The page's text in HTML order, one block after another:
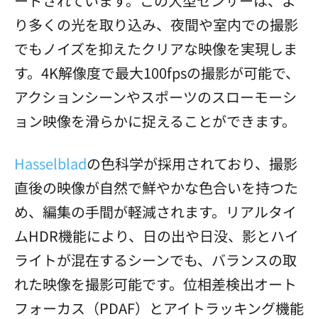
り多くの光を取り込み、夜間や室内での撮影
でもノイズを抑えたクリアな映像を実現しま
す。4K解像度で最大100fpsの撮影が可能で、
アクションシーンやスポーツのスローモーシ
ョン映像を滑らかに捉えることができます。
Hasselbladの色科学が採用されており、撮影
直後の映像が自然で鮮やかな色合いを持つた
め、編集の手間が軽減されます。リアルタイ
ムHDR機能により、日の出や日没、影とハイ
ライトが混在するシーンでも、バランスの取
れた映像を撮影可能です。位相差検出オート
フォーカス（PDAF）とアイトラッキング機能